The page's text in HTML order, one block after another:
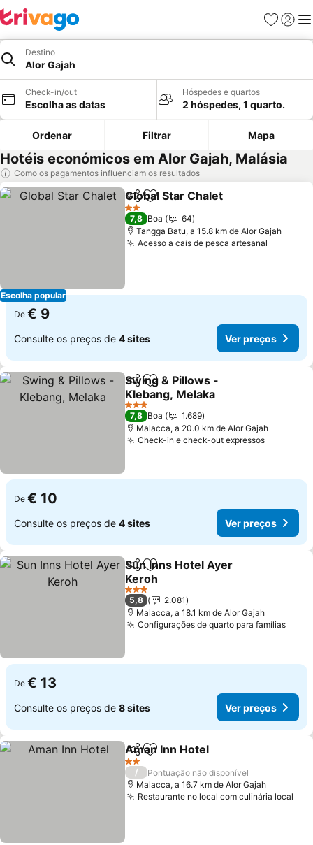
Favoritos
Iniciar
Destino
Alor Gajah
Check-in/out
Escolha as datas
Hóspedes e quartos
2 hóspedes, 1 quarto.
Ordenar Filtrar Mapa
Hotéis económicos em Alor Gajah, Malásia
Como os pagamentos influenciam os resultados
Escolha popular
PartilharAdicionar aos favoritos
Global Star Chalet
2 Estrelas
7,8 Boa
64
Tangga Batu, a 15.8 km de Alor Gajah
Acesso a cais de pesca artesanal
De € 9
Consulte os preços de 4 sites Ver preços
PartilharAdicionar aos favoritos
Swing & Pillows -
Klebang, Melaka
Ver preços
3 Estrelas
7,8 Boa
1.689
Malacca, a 20.0 km de Alor Gajah
Check-in e check-out expressosVer
De € 10
Consulte os preços de 4 sites Ver preços
PartilharAdicionar aos favoritos
Sun Inns Hotel Ayer
Keroh
Ver preços
3 Estrelas
5,8
2.081
Malacca, a 18.1 km de Alor Gajah
Configurações de quarto para famíliasVer
De € 13
Consulte os preços de 8 sites Ver preços
PartilharAdicionar aos favoritos
Aman Inn Hotel
2 Estrelas
/
Pontuação não disponível
Malacca, a 16.7 km de Alor Gajah
Restaurante no local com culinária local